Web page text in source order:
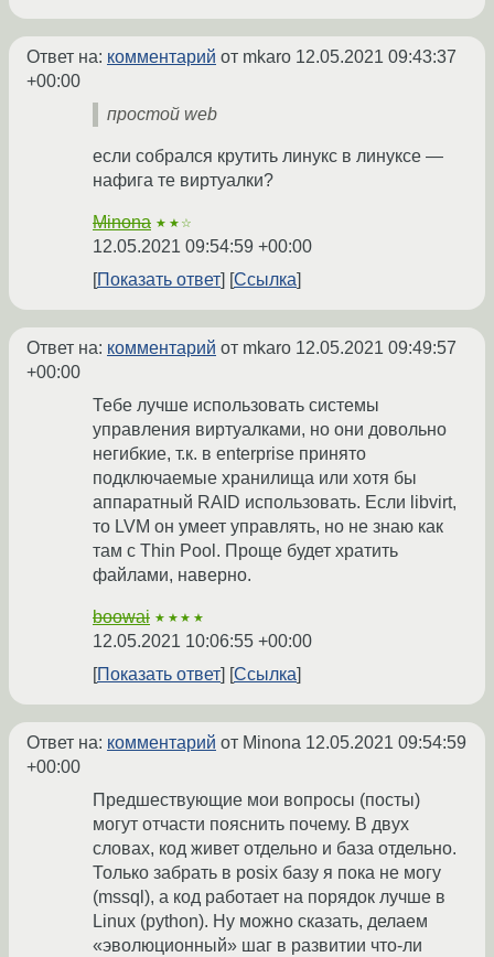
Ответ на: комментарий от mkaro 12.05.2021 09:43:37
+00:00
простой web
если собрался крутить линукс в линуксе —
нафига те виртуалки?
Minona ★★☆
12.05.2021 09:54:59 +00:00
Показать ответ
Ссылка
Ответ на: комментарий от mkaro 12.05.2021 09:49:57
+00:00
Тебе лучше использовать системы
управления виртуалками, но они довольно
негибкие, т.к. в enterprise принято
подключаемые хранилища или хотя бы
аппаратный RAID использовать. Если libvirt,
то LVM он умеет управлять, но не знаю как
там с Thin Pool. Проще будет хратить
файлами, наверно.
boowai ★★★★
12.05.2021 10:06:55 +00:00
Показать ответ
Ссылка
Ответ на: комментарий от Minona 12.05.2021 09:54:59
+00:00
Предшествующие мои вопросы (посты)
могут отчасти пояснить почему. В двух
словах, код живет отдельно и база отдельно.
Только забрать в posix базу я пока не могу
(mssql), а код работает на порядок лучше в
Linux (python). Ну можно сказать, делаем
«эволюционный» шаг в развитии что-ли